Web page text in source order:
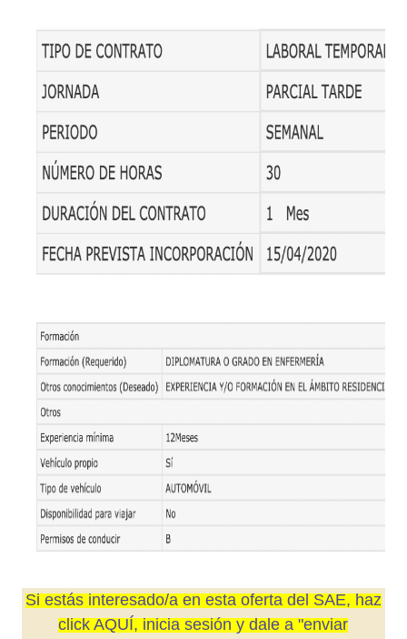
Si estás interesado/a en esta oferta del SAE, haz
click AQUÍ, inicia sesión y dale a "enviar